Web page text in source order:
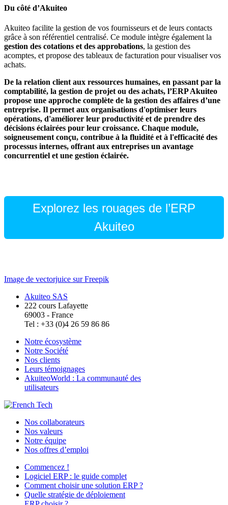
Du côté d’Akuiteo
Akuiteo facilite la gestion de vos fournisseurs et de leurs contacts
grâce à son référentiel centralisé. Ce module intègre également la
gestion des cotations et des approbations, la gestion des
acomptes, et propose des tableaux de facturation pour visualiser vos
achats.
De la relation client aux ressources humaines, en passant par la
comptabilité, la gestion de projet ou des achats, l’ERP Akuiteo
propose une approche complète de la gestion des affaires d’une
entreprise. Il permet aux organisations d'optimiser leurs
opérations, d'améliorer leur productivité et de prendre des
décisions éclairées pour leur croissance. Chaque module,
soigneusement conçu, contribue à la fluidité et à l'efficacité des
processus internes, offrant aux entreprises un avantage
concurrentiel et une gestion éclairée.
Explorez les rouages de l’ERP
Akuiteo
Image de vectorjuice sur Freepik
Akuiteo SAS
222 cours Lafayette
69003 - France
Tel : +33 (0)4 26 59 86 86
Notre écosystème
Notre Société
Nos clients
Leurs témoignages
AkuiteoWorld : La communauté des
utilisateurs
Nos collaborateurs
Nos valeurs
Notre équipe
Nos offres d’emploi
Commencez !
Logiciel ERP : le guide complet
Comment choisir une solution ERP ?
Quelle stratégie de déploiement